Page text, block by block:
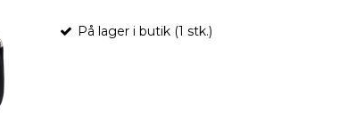
På lager i butik (1 stk.)